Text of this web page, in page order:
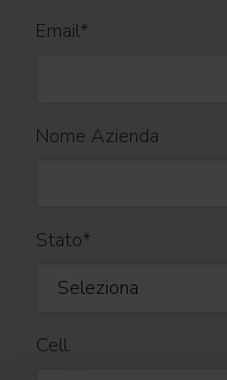
Email*
Nome Azienda
Stato*
Cell.